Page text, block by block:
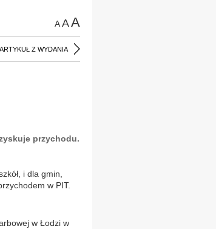
AAA
Z WYDANIA
przychodu.
i dla gmin,
w PIT.
w Łodzi w